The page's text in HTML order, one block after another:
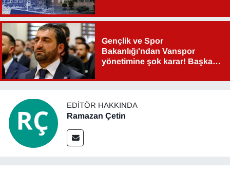
Gençlik ve Spor
Bakanlığı'ndan Vanspor
yönetimine şok karar! Başkan
EDITÖR HAKKINDA
Ramazan Çetin